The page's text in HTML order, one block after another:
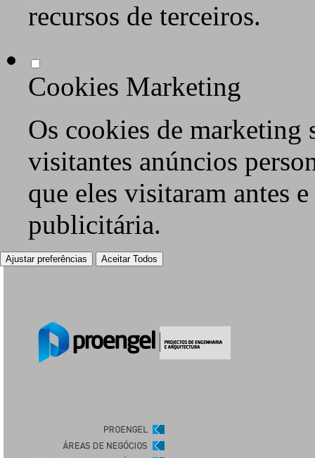
recursos de terceiros.
Cookies Marketing
Os cookies de marketing
visitantes anúncios
que eles visitaram antes
publicitária.
Ajustar preferências Aceitar Todos